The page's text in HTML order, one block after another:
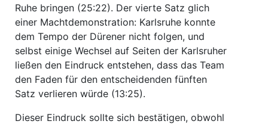
Ruhe bringen (25:22). Der vierte Satz glich
einer Machtdemonstration: Karlsruhe konnte
dem Tempo der Dürener nicht folgen, und
selbst einige Wechsel auf Seiten der Karlsruher
ließen den Eindruck entstehen, dass das Team
den Faden für den entscheidenden fünften
Satz verlieren würde (13:25).
Dieser Eindruck sollte sich bestätigen, obwohl